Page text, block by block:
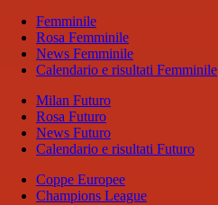
Femminile
Rosa Femminile
News Femminile
Calendario e risultati Femminile
Milan Futuro
Rosa Futuro
News Futuro
Calendario e risultati Futuro
Coppe Europee
Champions League